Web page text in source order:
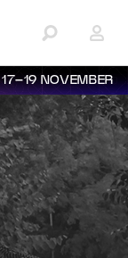
17–19 NOVEMBER